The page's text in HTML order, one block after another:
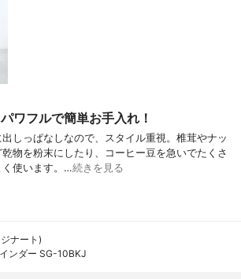
ワフルで簡単お手入れ！
しっぱなしなので、スタイル重視。椎茸やナッ
物を粉末にしたり、コーヒー豆を急いでたくさ
く使います。…続きを見る
ナート)
ンダー SG-10BKJ